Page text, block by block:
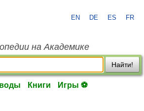
EN DE ES FR
на Академике
Найти!
Книги Игры ⚽